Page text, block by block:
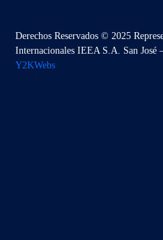
Derechos Reservados © 2025
Internacionales IEEA S.A. San José
Y2KWebs